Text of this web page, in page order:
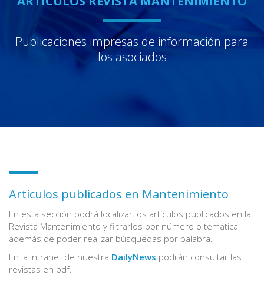
Publicaciones impresas de información para
los asociados
Artículos publicados en Mantenimiento
En esta sección podrá localizar los artículos publicados en la
Revista Mantenimiento y filtrarlos por número o temática
además de poder realizar búsquedas por palabra.
En la intranet de nuestra DailyNews podrán consultar las
revistas en pdf.